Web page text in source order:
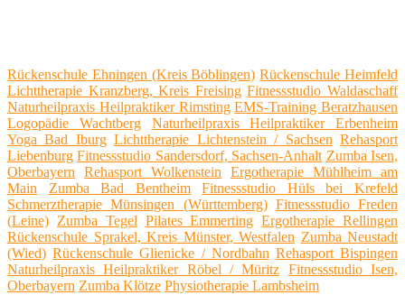
Rückenschule Ehningen (Kreis Böblingen) Rückenschule Heimfeld
Lichttherapie Kranzberg, Kreis Freising Fitnessstudio Waldaschaff
Naturheilpraxis Heilpraktiker Rimsting EMS-Training Beratzhausen
Logopädie Wachtberg
Naturheilpraxis Heilpraktiker Erbenheim
Yoga Bad Iburg Lichttherapie Lichtenstein / Sachsen Rehasport
Liebenburg Fitnessstudio Sandersdorf, Sachsen-Anhalt Zumba Isen,
Oberbayern
Rehasport Wolkenstein
Ergotherapie Mühlheim am
Main
Zumba Bad Bentheim
Fitnessstudio Hüls bei Krefeld
Schmerztherapie Münsingen (Württemberg) Fitnessstudio Freden
(Leine) Zumba Tegel Pilates Emmerting Ergotherapie Rellingen
Rückenschule Sprakel, Kreis Münster, Westfalen Zumba Neustadt
(Wied) Rückenschule Glienicke / Nordbahn Rehasport Bispingen
Naturheilpraxis Heilpraktiker Röbel / Müritz Fitnessstudio Isen,
Oberbayern Zumba Klötze Physiotherapie Lambsheim